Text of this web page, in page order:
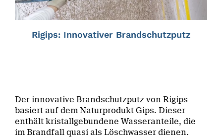
Rigips: Innovativer Brandschutzputz
Der innovative Brandschutzputz von Rigips
basiert auf dem Naturprodukt Gips. Dieser
enthält kristallgebundene Wasseranteile, die
im Brandfall quasi als Löschwasser dienen.